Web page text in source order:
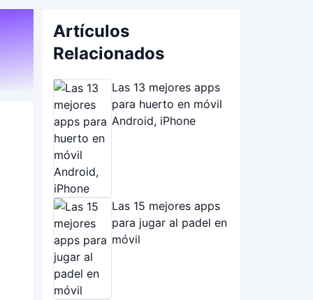
Artículos
Relacionados
Las 13 mejores apps
para huerto en móvil
Android, iPhone
Las 15 mejores apps
para jugar al padel en
móvil